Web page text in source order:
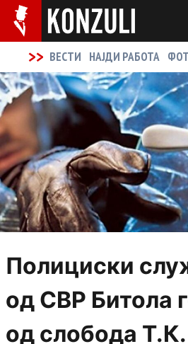
>> ВЕСТИ НАЈДИ РАБОТА
Полициски
од СВР Битола
од слобода